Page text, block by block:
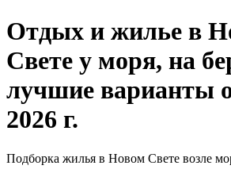
Отдых и жилье в
Свете у моря, на
лучшие варианты
2026 г.
Подборка жилья в Новом Свете возле